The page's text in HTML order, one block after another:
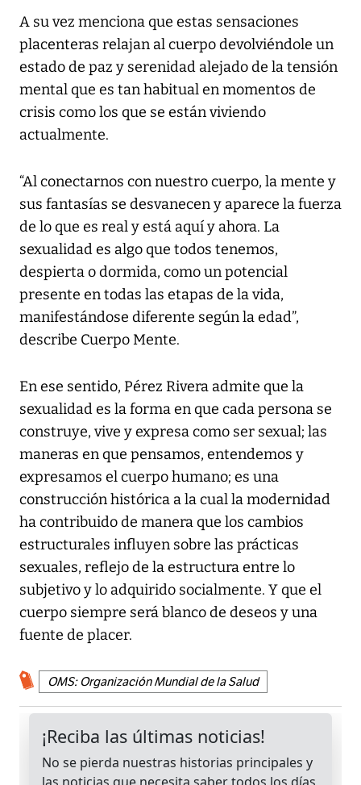
A su vez menciona que estas sensaciones
placenteras relajan al cuerpo devolviéndole un
estado de paz y serenidad alejado de la tensión
mental que es tan habitual en momentos de
crisis como los que se están viviendo
actualmente.
“Al conectarnos con nuestro cuerpo, la mente y
sus fantasías se desvanecen y aparece la fuerza
de lo que es real y está aquí y ahora. La
sexualidad es algo que todos tenemos,
despierta o dormida, como un potencial
presente en todas las etapas de la vida,
manifestándose diferente según la edad”,
describe Cuerpo Mente.
En ese sentido, Pérez Rivera admite que la
sexualidad es la forma en que cada persona se
construye, vive y expresa como ser sexual; las
maneras en que pensamos, entendemos y
expresamos el cuerpo humano; es una
construcción histórica a la cual la modernidad
ha contribuido de manera que los cambios
estructurales influyen sobre las prácticas
sexuales, reflejo de la estructura entre lo
subjetivo y lo adquirido socialmente. Y que el
cuerpo siempre será blanco de deseos y una
fuente de placer.
OMS: Organización Mundial de la Salud